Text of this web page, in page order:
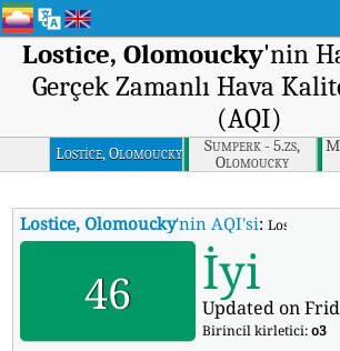
Lostice, Olomoucky'nin
Gerçek Zamanlı Hava
(AQI)
Lostice, Olomoucky
Sumperk - 5.zs,
Olomoucky
Lostice, Olomoucky'nin AQI'si:Lostice,
46 İyi
Updated on
Birincil kirletici:o3